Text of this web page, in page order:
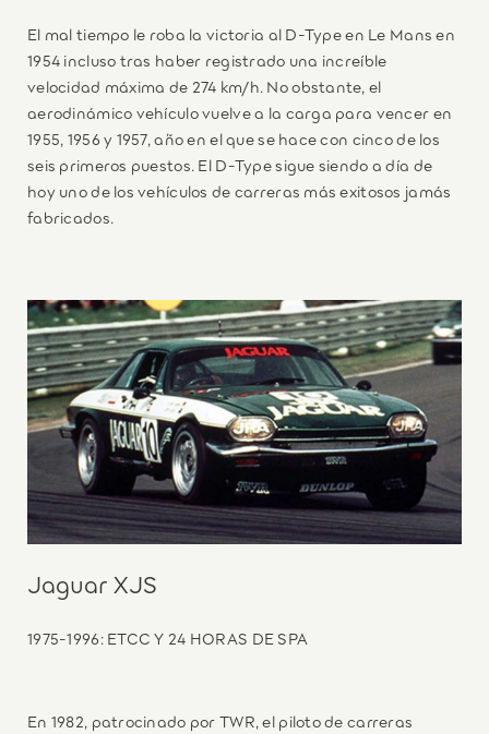
El mal tiempo le roba la victoria al D-Type en Le Mans en
1954 incluso tras haber registrado una increíble
velocidad máxima de 274 km/h. No obstante, el
aerodinámico vehículo vuelve a la carga para vencer en
1955, 1956 y 1957, año en el que se hace con cinco de los
seis primeros puestos. El D-Type sigue siendo a día de
hoy uno de los vehículos de carreras más exitosos jamás
fabricados.
Jaguar XJS
1975-1996: ETCC Y 24 HORAS DE SPA
En 1982, patrocinado por TWR, el piloto de carreras